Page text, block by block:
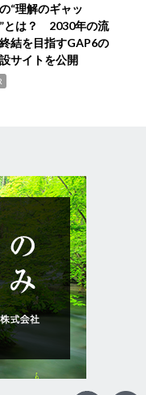
“理解のギャッ
とは？ 2030年の流
結を目指すGAP6の
サイトを公開